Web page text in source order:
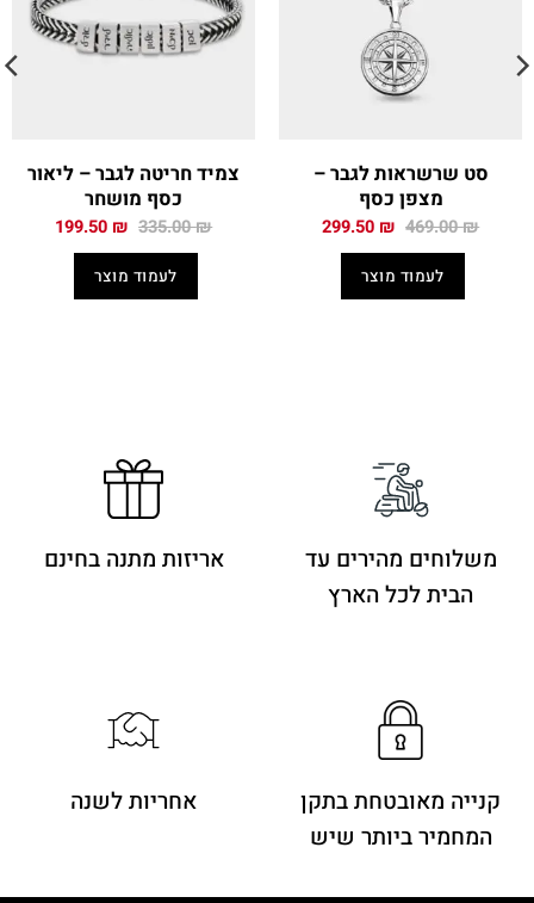
סט שרשראות לגבר –
מצפן כסף
469.00₪ המחיר
469.00 ₪.
299.50₪ המחיר
לעמוד מוצר
צמיד חריטה לגבר – ליאור
כסף מושחר
335.00₪ המחיר
335.00 ₪.
199.50₪ המחיר
לעמוד מוצר
משלוחים מהירים עד
הבית לכל הארץ
אריזות מתנה בחינם
קנייה מאובטחת בתקן
המחמיר ביותר שיש
אחריות לשנה